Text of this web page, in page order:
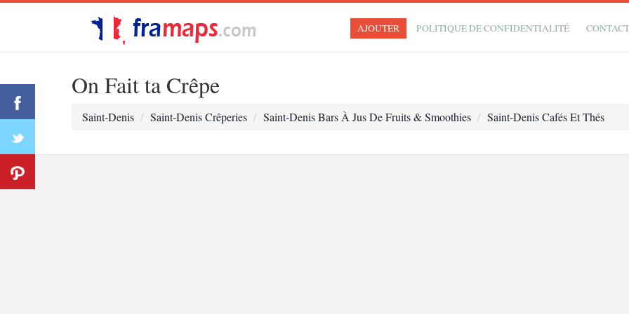
AJOUTER POLITIQUE DE CONFIDENTIALITÉ
On Fait ta Crêpe
Saint-Denis Saint-Denis Crêperies Saint-Denis Bars À Jus De Fruits & Smoothies Saint-Denis Cafés Et Thés